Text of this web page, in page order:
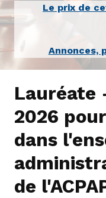
Le prix de
Annonces,
Lauréate
2026
dans
de